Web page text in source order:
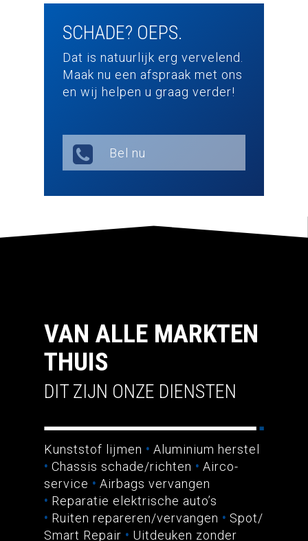
SCHADE? OEPS.
Dat is natuurlijk erg vervelend.
Maak nu een afspraak met ons
en wij helpen u graag verder!
Bel nu
VAN ALLE MARKTEN
THUIS
DIT ZIJN ONZE DIENSTEN
Kunststof lijmen • Aluminium herstel
• Chassis schade/richten • Airco-
service • Airbags vervangen
• Reparatie elektrische auto’s
• Ruiten repareren/vervangen • Spot/
Smart Repair • Uitdeuken zonder